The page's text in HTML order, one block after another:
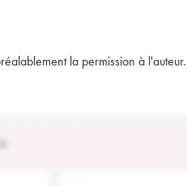
la permission à l'auteur.